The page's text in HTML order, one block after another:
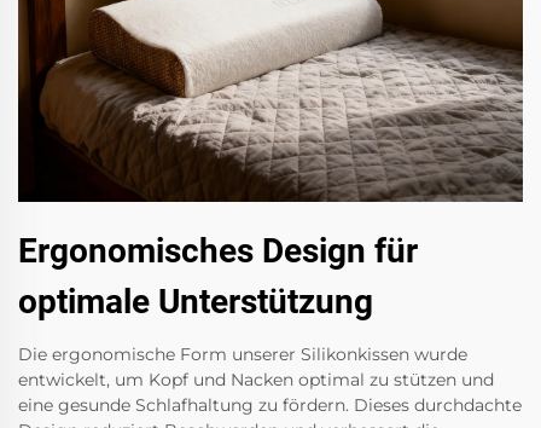
Ergonomisches Design für
optimale Unterstützung
Die ergonomische Form unserer Silikonkissen wurde
entwickelt, um Kopf und Nacken optimal zu stützen und
eine gesunde Schlafhaltung zu fördern. Dieses durchdachte